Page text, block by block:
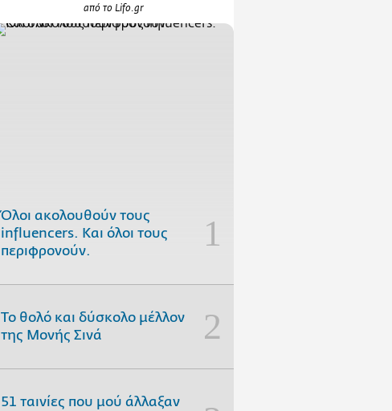
από το Lifo.gr
Όλοι ακολουθούν τους
influencers. Και όλοι τους
περιφρονούν.
Το θολό και δύσκολο μέλλον
της Μονής Σινά
51 ταινίες που μού άλλαξαν